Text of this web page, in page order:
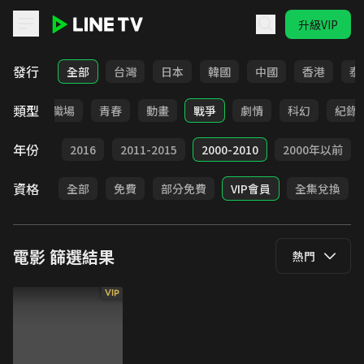
升級VIP
LINE TV - 電影
發行 全部 台灣 日本 韓國 中國 香港 泰
類型
家庭 職場 青春 動畫 戰爭 劇情 科幻 紀錄
年份
2017 2016 2011-2015 2000-2010 2000年以前
資格 全部 免費 部分免費 VIP會員 全集兌換
電影篩選結果 熱門
VIP